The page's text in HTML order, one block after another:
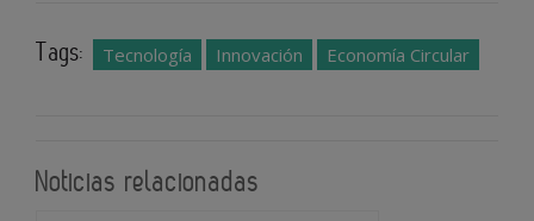
Tags: Tecnología Innovación Economía Circular
Noticias relacionadas